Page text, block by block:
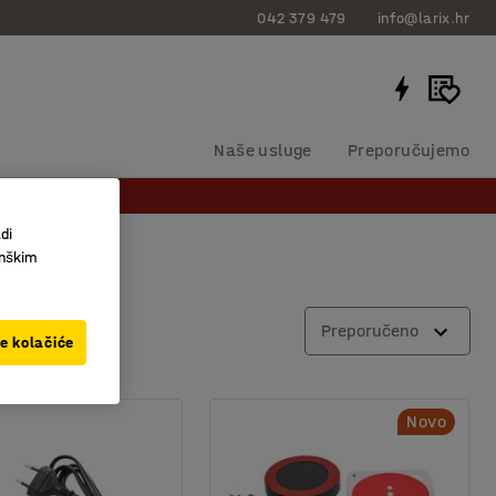
042 379 479 info@larix.hr
Naše usluge Preporučujemo
Preporučeno
Novo
kolačiće